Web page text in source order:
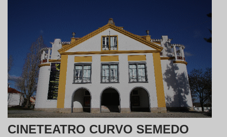
PRODUTOS
CINETEATRO CURVO SEMEDO